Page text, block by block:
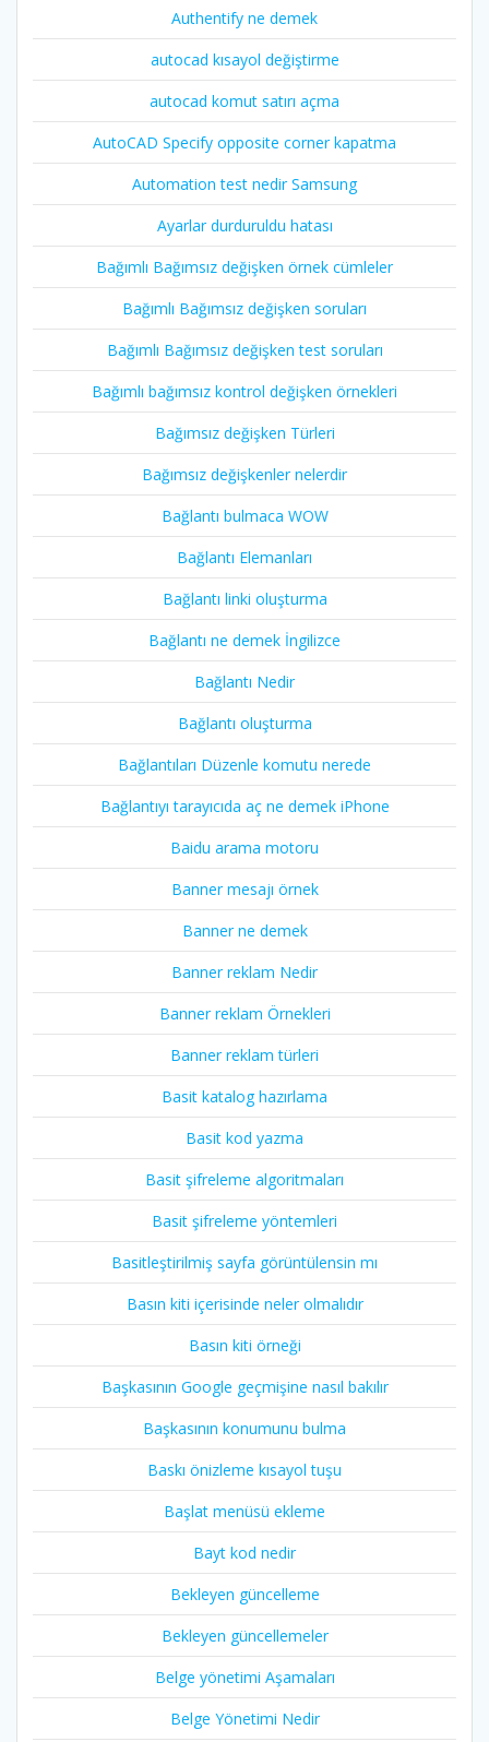
Authentify ne demek
autocad kısayol değiştirme
autocad komut satırı açma
AutoCAD Specify opposite corner kapatma
Automation test nedir Samsung
Ayarlar durduruldu hatası
Bağımlı Bağımsız değişken örnek cümleler
Bağımlı Bağımsız değişken soruları
Bağımlı Bağımsız değişken test soruları
Bağımlı bağımsız kontrol değişken örnekleri
Bağımsız değişken Türleri
Bağımsız değişkenler nelerdir
Bağlantı bulmaca WOW
Bağlantı Elemanları
Bağlantı linki oluşturma
Bağlantı ne demek İngilizce
Bağlantı Nedir
Bağlantı oluşturma
Bağlantıları Düzenle komutu nerede
Bağlantıyı tarayıcıda aç ne demek iPhone
Baidu arama motoru
Banner mesajı örnek
Banner ne demek
Banner reklam Nedir
Banner reklam Örnekleri
Banner reklam türleri
Basit katalog hazırlama
Basit kod yazma
Basit şifreleme algoritmaları
Basit şifreleme yöntemleri
Basitleştirilmiş sayfa görüntülensin mı
Basın kiti içerisinde neler olmalıdır
Basın kiti örneği
Başkasının Google geçmişine nasıl bakılır
Başkasının konumunu bulma
Baskı önizleme kısayol tuşu
Başlat menüsü ekleme
Bayt kod nedir
Bekleyen güncelleme
Bekleyen güncellemeler
Belge yönetimi Aşamaları
Belge Yönetimi Nedir